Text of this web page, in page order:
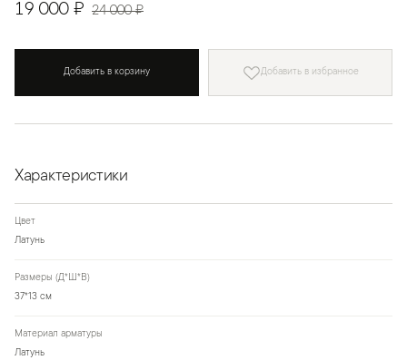
19 000 ₽ 24 000 ₽
Добавить в корзину Добавить в избранное
Характеристики
Цвет
Латунь
Размеры (Д*Ш*В)
37*13 см
Материал арматуры
Латунь